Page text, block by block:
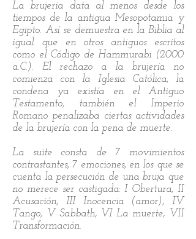
La brujería data al menos desde los
tiempos de la antigua Mesopotamia y
Egipto. Así se demuestra en la Biblia al
igual que en otros antiguos escritos
como el Código de Hammurabi (2000
a.C.). El rechazo a la brujería no
comienza con la Iglesia Católica, la
condena ya existía en el Antiguo
Testamento, también el Imperio
Romano penalizaba ciertas actividades
de la brujería con la pena de muerte.
La suite consta de 7 movimientos
contrastantes, 7 emociones, en los que se
cuenta la persecución de una bruja que
no merece ser castigada: I Obertura, II
Acusación, III Inocencia (amor), IV
Tango, V Sabbath, VI La muerte, VII
Transformación.